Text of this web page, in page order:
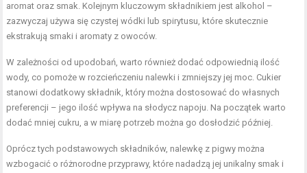
aromat oraz smak. Kolejnym kluczowym składnikiem jest alkohol –
zazwyczaj używa się czystej wódki lub spirytusu, które skutecznie
ekstrakują smaki i aromaty z owoców.
W zależności od upodobań, warto również dodać odpowiednią ilość
wody, co pomoże w rozcieńczeniu nalewki i zmniejszy jej moc. Cukier
stanowi dodatkowy składnik, który można dostosować do własnych
preferencji – jego ilość wpływa na słodycz napoju. Na początek warto
dodać mniej cukru, a w miarę potrzeb można go dosłodzić później.
Oprócz tych podstawowych składników, nalewkę z pigwy można
wzbogacić o różnorodne przyprawy, które nadadzą jej unikalny smak i